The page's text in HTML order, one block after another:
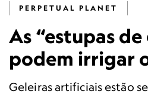
PERPETUAL PLANET
As “estupas
podem irrigar
Geleiras artificiais estão